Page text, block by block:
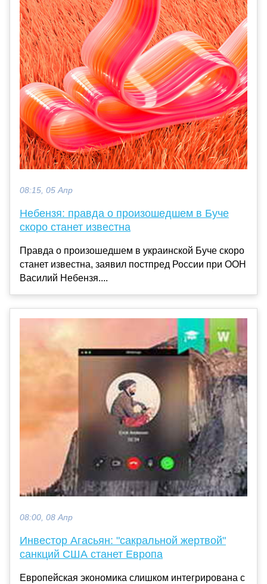
08:15, 05 Апр
Небензя: правда о произошедшем в Буче
скоро станет известна
Правда о произошедшем в украинской Буче скоро
станет известна, заявил постпред России при ООН
Василий Небензя....
08:00, 08 Апр
Инвестор Агасьян: "сакральной жертвой"
санкций США станет Европа
Европейская экономика слишком интегрирована с